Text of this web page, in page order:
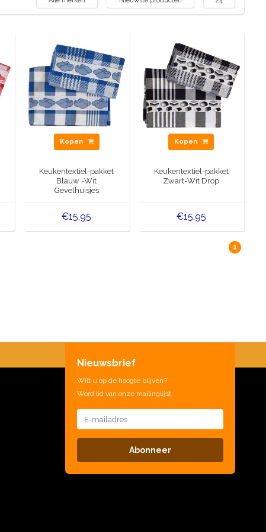
Kopen
Keukentextiel-pakket
Blauw -Wit
Gevelhuisjes
€15,95
Kopen
Keukentextiel-pakket
Zwart-Wit Drop
€15,95
1
Nieuwsbrief
Wilt u op de hoogte blijven?
Word lid van onze mailinglijst:
Abonneer